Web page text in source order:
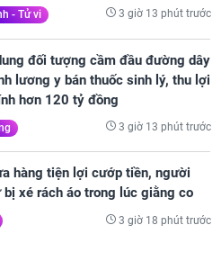
- Tử vi 3 giờ 13 phút trước
đối tượng cầm đầu đường dây
lương y bán thuốc sinh lý, thu lợi
hơn 120 tỷ đồng
3 giờ 13 phút trước
hàng tiện lợi cướp tiền, người
bị xé rách áo trong lúc giằng co
3 giờ 18 phút trước